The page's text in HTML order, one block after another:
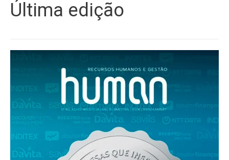
Última edição